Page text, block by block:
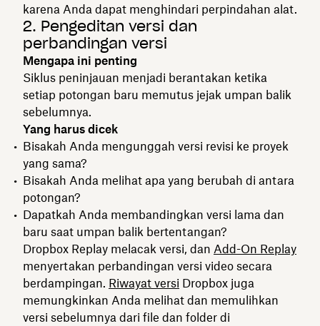
karena Anda dapat menghindari perpindahan alat.
2. Pengeditan versi dan
perbandingan versi
Mengapa ini penting
Siklus peninjauan menjadi berantakan ketika
setiap potongan baru memutus jejak umpan balik
sebelumnya.
Yang harus dicek
Bisakah Anda mengunggah versi revisi ke proyek
yang sama?
Bisakah Anda melihat apa yang berubah di antara
potongan?
Dapatkah Anda membandingkan versi lama dan
baru saat umpan balik bertentangan?
Dropbox Replay melacak versi, dan Add-On Replay
menyertakan perbandingan versi video secara
berdampingan. Riwayat versi Dropbox juga
memungkinkan Anda melihat dan memulihkan
versi sebelumnya dari file dan folder di